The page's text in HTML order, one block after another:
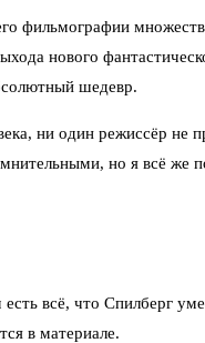
фильмографии
нового
шедевр.
ни один режиссёр не
но я всё же
всё, что Спилберг
в материале.